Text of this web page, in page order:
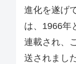
進化を遂げ
は、1966年
連載され、
送されまし